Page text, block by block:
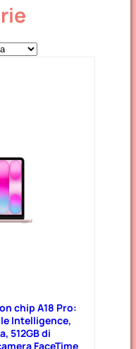
chip A18 Pro:
Intelligence,
512GB di
FaceTime